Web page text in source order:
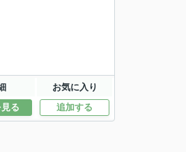
お気に入り
る 追加する